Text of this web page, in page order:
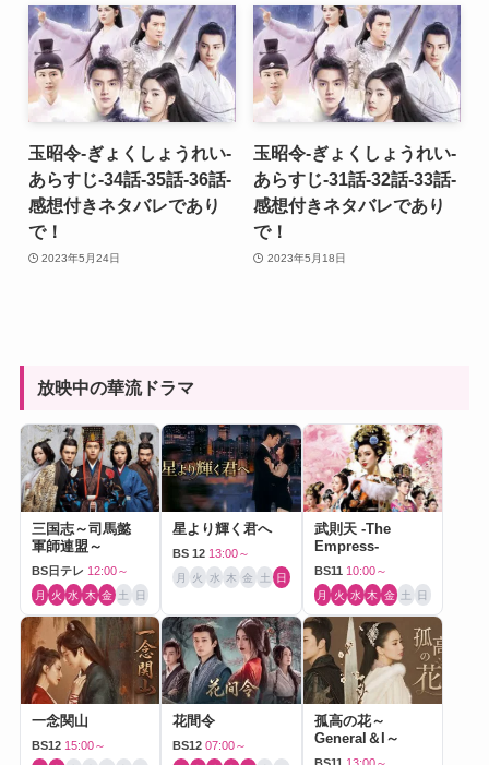
玉昭令-ぎょくしょうれい-
あらすじ-34話-35話-36話-
感想付きネタバレであり
で！
2023年5月24日
玉昭令-ぎょくしょうれい-
あらすじ-31話-32話-33話-
感想付きネタバレであり
で！
2023年5月18日
放映中の華流ドラマ
三国志～司馬懿
軍師連盟～
BS日テレ 12:00～
月 火 水 木 金 土 日
星より輝く君へ
BS 12 13:00～
月 火 水 木 金 土 日
武則天 -The
Empress-
BS11 10:00～
月 火 水 木 金 土 日
一念関山
BS12 15:00～
花間令
BS12 07:00～
孤高の花～
General＆I～